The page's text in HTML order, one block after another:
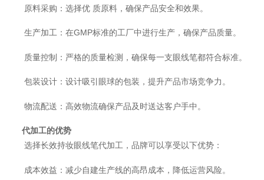
原料采购：选择优 质原料，确保产品安全和效果。
生产加工：在GMP标准的工厂中进行生产，确保产品质量。
质量控制：严格的质量检测，确保每一支眼线笔都符合标准。
包装设计：设计吸引眼球的包装，提升产品市场竞争力。
物流配送：高效物流确保产品及时送达客户手中。
代加工的优势
选择长效持妆眼线笔代加工，品牌可以享受以下优势：
成本效益：减少自建生产线的高昂成本，降低运营风险。